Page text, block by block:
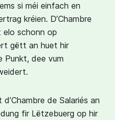
si méi einfach en
kréien. D’Chambre
schonn op
gëtt an huet hir
Punkt, dee vum
de Salariés an
fir Lëtzebuerg op hir